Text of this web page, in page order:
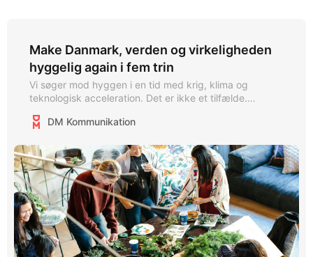
Make Danmark, verden og virkeligheden
hyggelig again i fem trin
Vi søger mod hyggen i en tid med krig, klima og
teknologisk acceleration. Det er ikke et tilfælde.
skærmene og ind i den fysiske virkelighed. Det handler
mennesker.
DM Kommunikation